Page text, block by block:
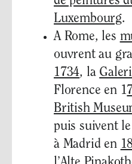
Luxembourg.
A Rome, les
ouvrent au
1734, la
Florence en 1
British
puis suivent le
à Madrid en